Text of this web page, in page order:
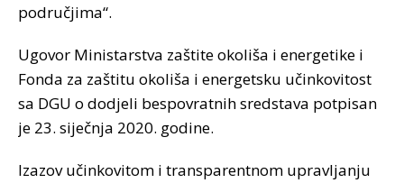
područjima“.
Ugovor Ministarstva zaštite okoliša i energetike i
Fonda za zaštitu okoliša i energetsku učinkovitost
sa DGU o dodjeli bespovratnih sredstava potpisan
je 23. siječnja 2020. godine.
Izazov učinkovitom i transparentnom upravljanju